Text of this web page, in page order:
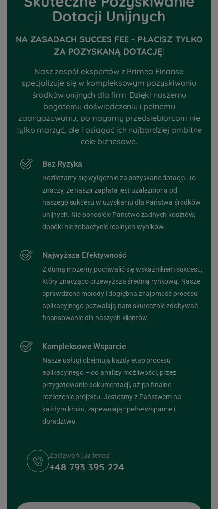
Dotacji Unijnych
NA ZASADACH SUCCES FEE - PŁACISZ TYLKO
ZA POZYSKANĄ DOTACJĘ!
Nasz zespół ekspertów z Primea Finanse
specjalizuje się w kompleksowym pozyskiwaniu
środków unijnych dla firm. Dzięki naszemu
bogatemu doświadczeniu i pełnemu
zaangażowaniu, pomagamy przedsiębiorcom nie
tylko marzyć, ale i osiągać ich najbardziej ambitne
cele biznesowe.
Bez Ryzyka
Rozliczamy się wyłącznie za pozyskane dotacje. To
znaczy, że nasza zapłata jest uzależniona od
naszego sukcesu w uzyskaniu dla Państwa środków
unijnych. Nie ponosicie Państwo żadnych kosztów,
dopóki nie zobaczycie realnych wyników.
Najwyższa Efektywność
Z dumą możemy pochwalić się wskaźnikiem sukcesu,
który znacząco przewyższa średnią rynkową. Nasze
sprawdzone metody i dogłębna znajomość procesu
aplikacyjnego pozwalają nam skutecznie zdobywać
finansowanie dla naszych klientów.
Kompleksowe Wsparcie
Nasze usługi obejmują każdy etap procesu
aplikacyjnego – od analizy możliwości, przez
przygotowanie dokumentacji, aż po finalne
rozliczenie projektu. Jesteśmy z Państwem na
każdym kroku, zapewniając pełne wsparcie i
doradztwo.
Zadzwoń już teraz!
+48 793 395 224